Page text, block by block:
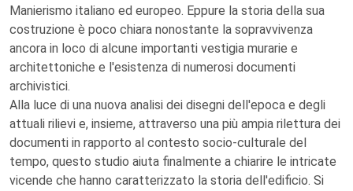
Manierismo italiano ed europeo. Eppure la storia della sua
costruzione è poco chiara nonostante la sopravvivenza
ancora in loco di alcune importanti vestigia murarie e
architettoniche e l'esistenza di numerosi documenti
archivistici.
Alla luce di una nuova analisi dei disegni dell'epoca e degli
attuali rilievi e, insieme, attraverso una più ampia rilettura dei
documenti in rapporto al contesto socio-culturale del
tempo, questo studio aiuta finalmente a chiarire le intricate
vicende che hanno caratterizzato la storia dell'edificio. Si